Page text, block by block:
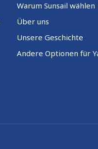
Warum Sunsail wählen
Über uns
Unsere Geschichte
Andere Optionen für